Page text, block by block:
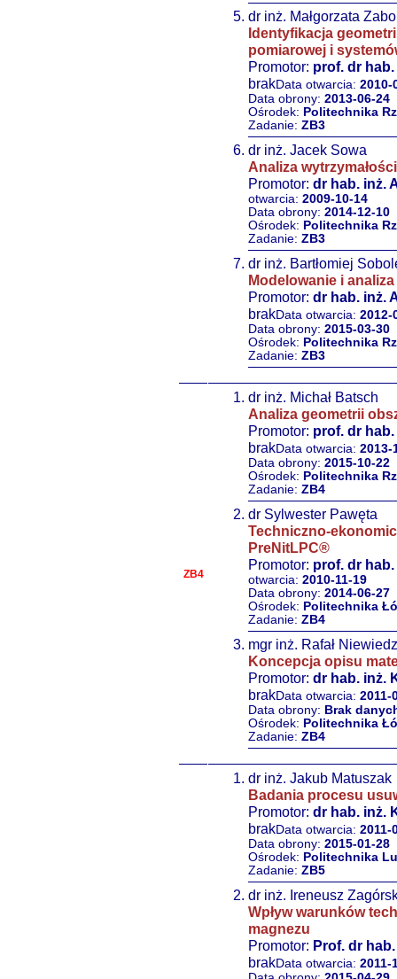
dr inż. Małgorzata
Identyfikacja
pomiarowej i
Promotor: prof. dr
brakData otwarcia: 2010-
Data obrony: 2013-06-24
Ośrodek: Politechnika
Zadanie: ZB3
dr inż. Jacek Sowa
Analiza
Promotor: dr hab. inż.
otwarcia: 2009-10-14
Data obrony: 2014-12-10
Ośrodek: Politechnika
Zadanie: ZB3
dr inż. Bartłomiej
Modelowanie i
Promotor: dr hab. inż.
brakData otwarcia: 2012-
Data obrony: 2015-03-30
Ośrodek: Politechnika
Zadanie: ZB3
ZB4
dr inż. Michał Batsch
Analiza geometrii
Promotor: prof. dr
brakData otwarcia: 2013-
Data obrony: 2015-10-22
Ośrodek: Politechnika
Zadanie: ZB4
dr Sylwester Pawęta
Techniczno-
PreNitLPC®
Promotor: prof. dr
otwarcia: 2010-11-19
Data obrony: 2014-06-27
Ośrodek: Politechnika
Zadanie: ZB4
mgr inż. Rafał
Koncepcja opisu
Promotor: dr hab. inż.
brakData otwarcia: 2011-
Data obrony: Brak
Ośrodek: Politechnika
Zadanie: ZB4
dr inż. Jakub Matuszak
Badania procesu
Promotor: dr hab. inż.
brakData otwarcia: 2011-
Data obrony: 2015-01-28
Ośrodek: Politechnika
Zadanie: ZB5
dr inż. Ireneusz
Wpływ warunków
magnezu
Promotor: Prof. dr
brakData otwarcia: 2011-